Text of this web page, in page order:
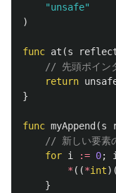
"unsafe"
)
func at (s
// 先頭ポイン
return
}
func myAppend(s
// 新しい要素
for i := 0; i
* ((*int)(
}